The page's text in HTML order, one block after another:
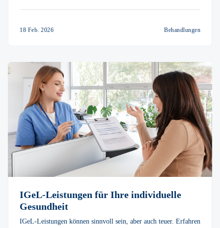
18 Feb. 2026 Behandlungen
IGeL-Leistungen für Ihre individuelle
Gesundheit
IGeL-Leistungen können sinnvoll sein, aber auch teuer. Erfahren